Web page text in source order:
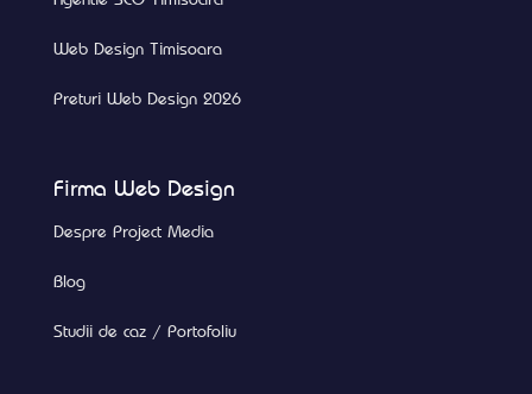
Web Design Timisoara
Preturi Web Design 2026
Firma Web Design
Despre Project Media
Blog
Studii de caz / Portofoliu